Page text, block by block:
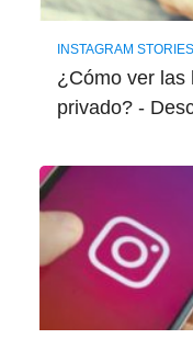
INSTAGRAM STORIES
¿Cómo ver las
privado? -